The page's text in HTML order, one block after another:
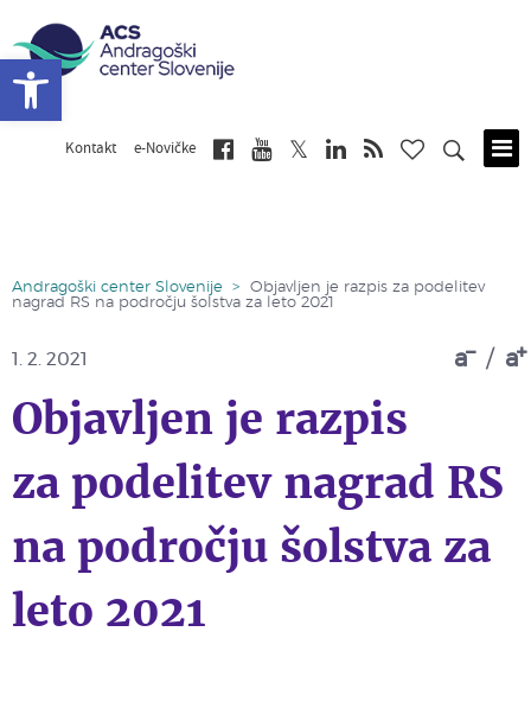
Kontakt e-Novičke
Andragoški center Slovenije >
Objavljen je razpis za podelitev
nagrad RS na področju šolstva za leto 2021
a / a
1. 2. 2021
Objavljen je razpis
za podelitev nagrad RS
na področju šolstva za
leto 2021
Open toolbar